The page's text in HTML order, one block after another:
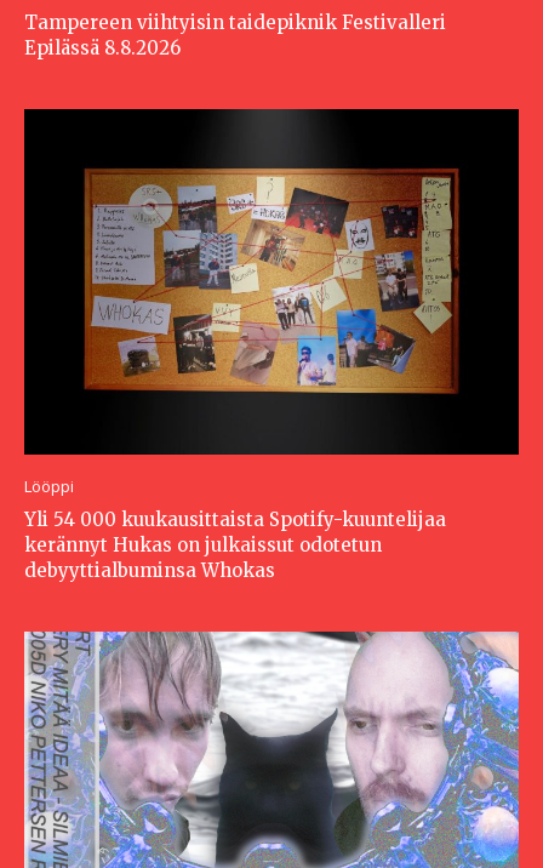
Tampereen viihtyisin taidepiknik Festivalleri
Epilässä 8.8.2026
Lööppi
Yli 54 000 kuukausittaista Spotify-kuuntelijaa
kerännyt Hukas on julkaissut odotetun
debyyttialbuminsa Whokas